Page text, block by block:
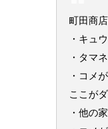
町田商
・キュ
・タマ
・コメ
ここが
・他の